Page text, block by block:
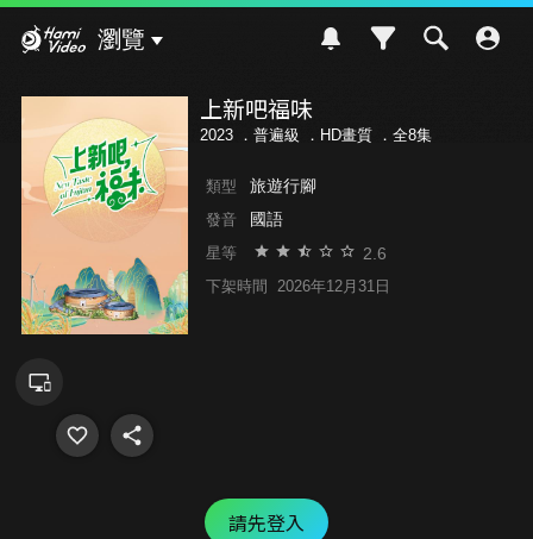
瀏覽
上新吧福味
2023 ． 普遍級 ．HD畫質 ．全8集
類型 旅遊行腳
發音 國語
星等 2.6
下架時間 2026年12月31日
請先登入